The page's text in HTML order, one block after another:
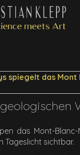
das Mont-
Tageslicht sichtbar.